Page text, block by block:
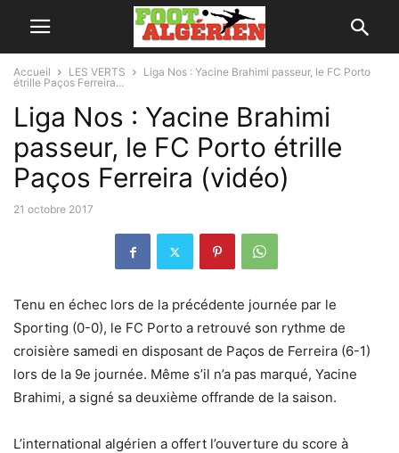
Accueil LES VERTS
Liga Nos : Yacine Brahimi passeur, le FC Porto
étrille Paços Ferreira...
Liga Nos : Yacine Brahimi
passeur, le FC Porto étrille
Paços Ferreira (vidéo)
21 octobre 2017
Tenu en échec lors de la précédente journée par le
Sporting (0-0), le FC Porto a retrouvé son rythme de
croisière samedi en disposant de Paços de Ferreira (6-1)
lors de la 9e journée. Même s’il n’a pas marqué, Yacine
Brahimi, a signé sa deuxième offrande de la saison.
L’international algérien a offert l’ouverture du score à